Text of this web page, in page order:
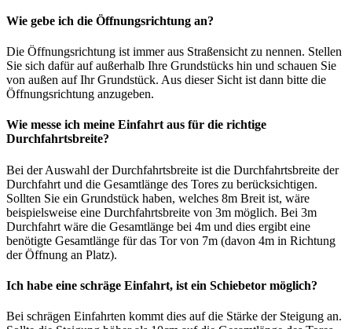
Wie gebe ich die Öffnungsrichtung an?
Die Öffnungsrichtung ist immer aus Straßensicht zu nennen. Stellen
Sie sich dafür auf außerhalb Ihre Grundstücks hin und schauen Sie
von außen auf Ihr Grundstück. Aus dieser Sicht ist dann bitte die
Öffnungsrichtung anzugeben.
Wie messe ich meine Einfahrt aus für die richtige
Durchfahrtsbreite?
Bei der Auswahl der Durchfahrtsbreite ist die Durchfahrtsbreite der
Durchfahrt und die Gesamtlänge des Tores zu berücksichtigen.
Sollten Sie ein Grundstück haben, welches 8m Breit ist, wäre
beispielsweise eine Durchfahrtsbreite von 3m möglich. Bei 3m
Durchfahrt wäre die Gesamtlänge bei 4m und dies ergibt eine
benötigte Gesamtlänge für das Tor von 7m (davon 4m in Richtung
der Öffnung an Platz).
Ich habe eine schräge Einfahrt, ist ein Schiebetor möglich?
Bei schrägen Einfahrten kommt dies auf die Stärke der Steigung an.